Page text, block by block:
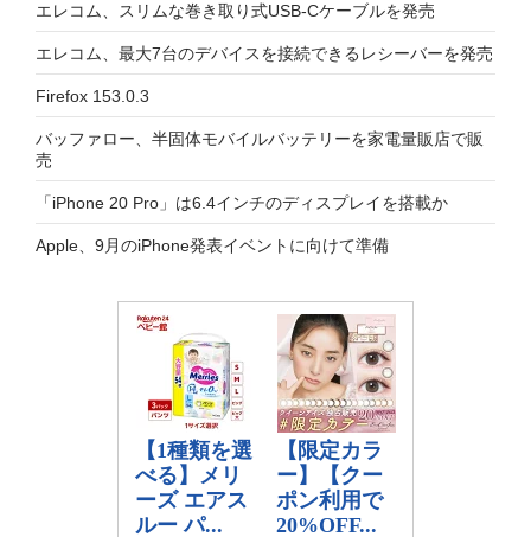
エレコム、スリムな巻き取り式USB-Cケーブルを発売
エレコム、最大7台のデバイスを接続できるレシーバーを発売
Firefox 153.0.3
バッファロー、半固体モバイルバッテリーを家電量販店で販
売
「iPhone 20 Pro」は6.4インチのディスプレイを搭載か
Apple、9月のiPhone発表イベントに向けて準備